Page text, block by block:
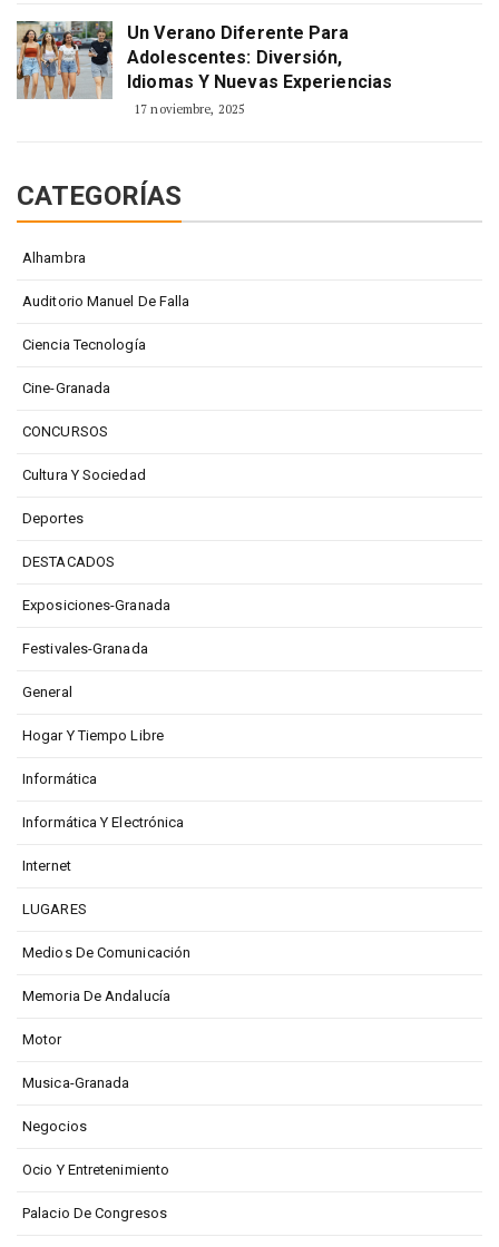
Un Verano Diferente Para
Adolescentes: Diversión,
Idiomas Y Nuevas Experiencias
17 noviembre, 2025
CATEGORÍAS
Alhambra
Auditorio Manuel De Falla
Ciencia Tecnología
Cine-Granada
CONCURSOS
Cultura Y Sociedad
Deportes
DESTACADOS
Exposiciones-Granada
Festivales-Granada
General
Hogar Y Tiempo Libre
Informática
Informática Y Electrónica
Internet
LUGARES
Medios De Comunicación
Memoria De Andalucía
Motor
Musica-Granada
Negocios
Ocio Y Entretenimiento
Palacio De Congresos